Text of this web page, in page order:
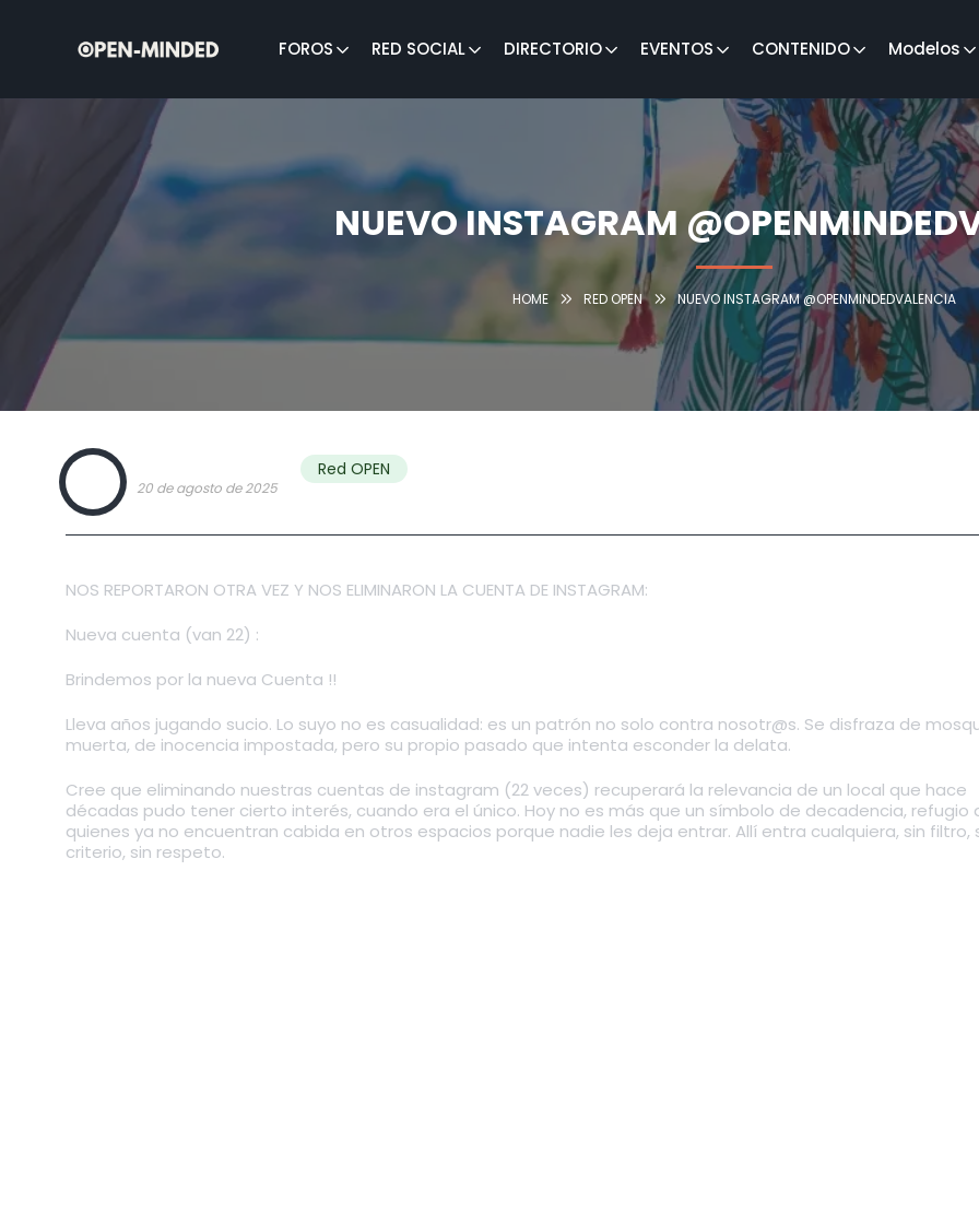
FOROS RED SOCIAL DIRECTORIO EVENTOS CONTENIDO Modelos
Buscar:
NUEVO INSTAGRAM
HOME RED OPEN NUEVO INSTAGRAM @OPENMINDEDVALENCIA
20 de agosto de 2025
Red OPEN
NOS REPORTARON OTRA VEZ Y NOS ELIMINARON LA CUENTA DE INSTAGRAM:
Nueva cuenta (van 22) :
Brindemos por la nueva Cuenta !!
Lleva años jugando sucio. Lo suyo no es casualidad: es un patrón no solo contra nosotr@s. Se disfraza de
muerta, de inocencia impostada, pero su propio pasado que intenta esconder la delata.
Cree que eliminando nuestras cuentas de instagram (22 veces) recuperará la relevancia de un local que hace
décadas pudo tener cierto interés, cuando era el único. Hoy no es más que un símbolo de decadencia, refugio
quienes ya no encuentran cabida en otros espacios porque nadie les deja entrar. Allí entra cualquiera, sin filtro,
criterio, sin respeto.